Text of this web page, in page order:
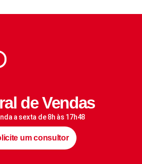
de Vendas
a sexta de 8h às 17h48
um consultor